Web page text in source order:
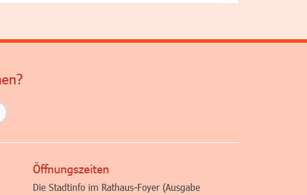
Öffnungszeiten
Die Stadtinfo im Rathaus-Foyer (Ausgabe